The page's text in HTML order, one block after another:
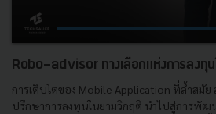
Robo-advisor ทางเลือกแห่งการลงทุ
การเติบโตของ Mobile Application ที่ล้ำสมั
ปรึกษาการลงทุนในยามวิกฤติ นำไปสู่การพัฒ